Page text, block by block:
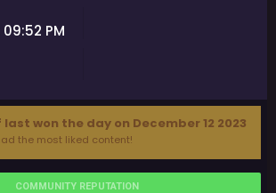
PM
won the day on December 12 2023
the most liked content!
COMMUNITY REPUTATION